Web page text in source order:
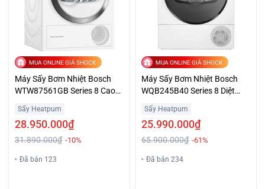
MUA ONLINE GIÁ SHOCK
Máy Sấy Bơm Nhiệt Bosch
WTW87561GB Series 8 Cao
Cấp Giá Tốt
Sấy Heatpum
28.950.000₫
31.890.000₫ -10%
Đã bán 123
MUA ONLINE GIÁ SHOCK
Máy Sấy Bơm Nhiệt Bosch
WQB245B40 Series 8 Diệt
Khuẩn Chống Nhăn
Sấy Heatpum
25.990.000₫
65.900.000₫ -61%
Đã bán 234